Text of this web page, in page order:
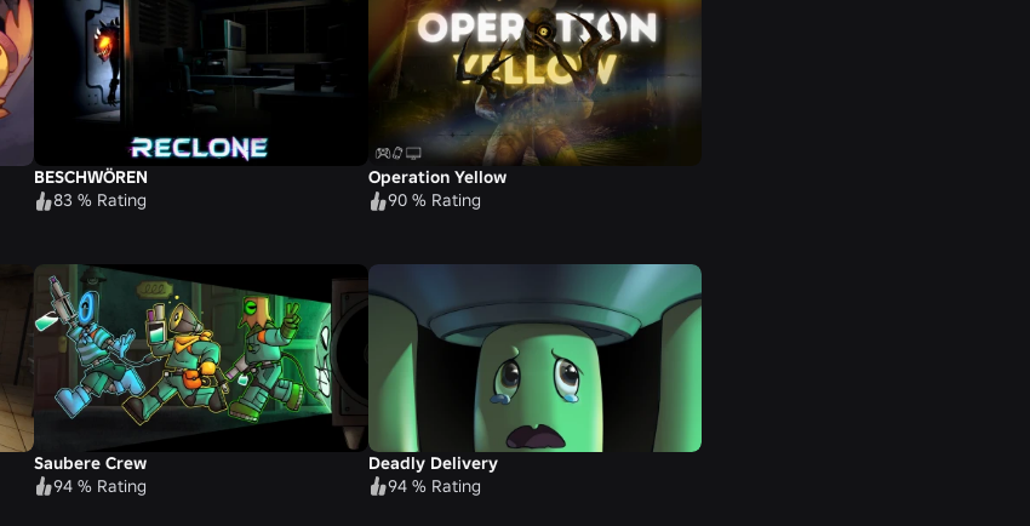
BESCHWÖREN
83 % Rating
Operation Yellow
90 % Rating
Saubere Crew
94 % Rating
Deadly Delivery
94 % Rating